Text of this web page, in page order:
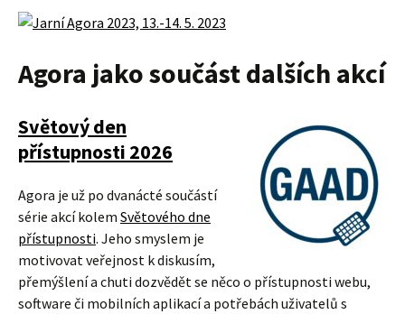
Agora jako součást dalších akcí
Světový den
přístupnosti 2026
Agora je už po dvanácté součástí
série akcí kolem Světového dne
přístupnosti. Jeho smyslem je
motivovat veřejnost k diskusím,
přemýšlení a chuti dozvědět se něco o přístupnosti webu,
software či mobilních aplikací a potřebách uživatelů s